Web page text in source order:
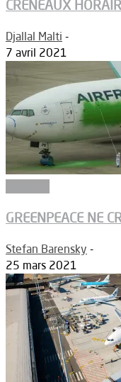
CRÉNEAUX
Djallal Malti -
7 avril 2021
GREENPEACE NE
Stefan Barensky -
25 mars 2021